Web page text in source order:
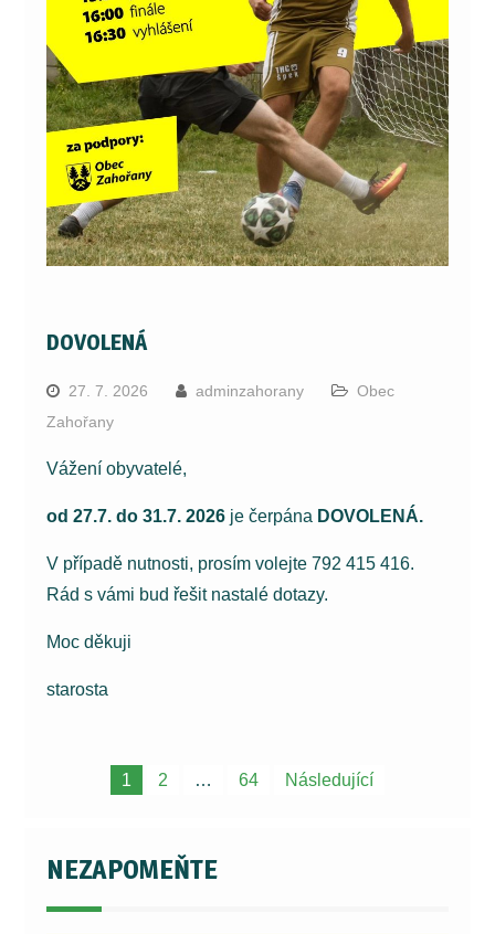
DOVOLENÁ
27. 7. 2026 adminzahorany
Obec
Zahořany
Vážení obyvatelé,
od 27.7. do 31.7. 2026je čerpána DOVOLENÁ.
V případě nutnosti, prosím volejte 792 415 416.
Rád s vámi bud řešit nastalé dotazy.
Moc děkuji
starosta
Navigace
1 2 … 64 Následující
NEZAPOMEŇTE